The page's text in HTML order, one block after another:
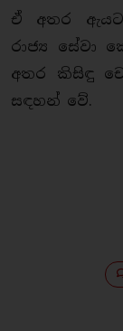
ඒ අතර
රාජ්‍ය
අතර කිසිඳු
සඳහන් වේ.